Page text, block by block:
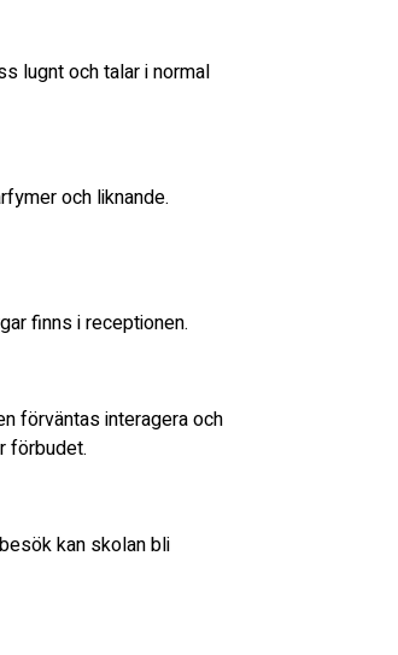
lugnt och talar i normal
och liknande.
finns i receptionen.
förväntas interagera och
förbudet.
kan skolan bli